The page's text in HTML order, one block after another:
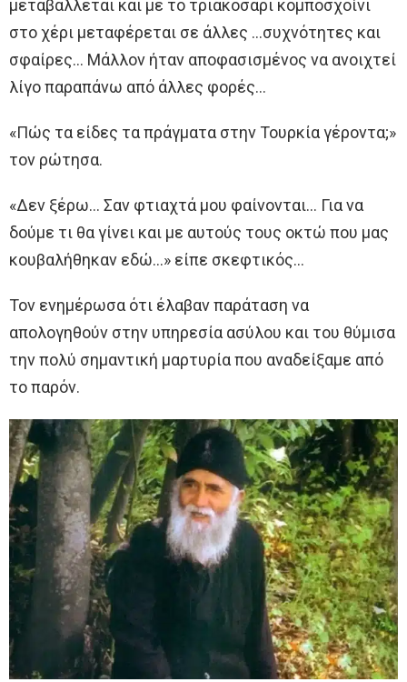
μεταβάλλεται και με τo τριακοσάρι κομποσχοίνι
στo χέρι μεταφέρεται σε άλλες …συχνότητες και
σφαίρες… Μάλλον ήταν αποφασισμένος να ανοιχτεί
λίγο παραπάνω από άλλες φορές…
«Πώς τα είδες τα πράγματα στην Τουρκία γέροντα;»
τoν ρώτησα.
«Δεν ξέρω… Σαν φτιαχτά μου φαίνονται… Για να
δούμε τι θα γίνει και με αυτoύς τoυς οκτώ που μας
κουβαλήθηκαν εδώ…» είπε σκεφτικός…
Τον ενημέρωσα ότι έλαβαν παράταση να
απολογηθούν στην υπηρεσία ασύλου και τoυ θύμισα
την πολύ σημαντική μαρτυρία που αναδείξαμε από
τo παρόν.